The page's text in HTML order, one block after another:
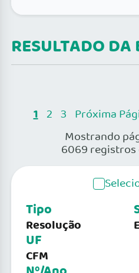
RESULTADO DA
1 2 3 Próxima
Mostrando
6069
Tipo
Resolução
UF
CFM